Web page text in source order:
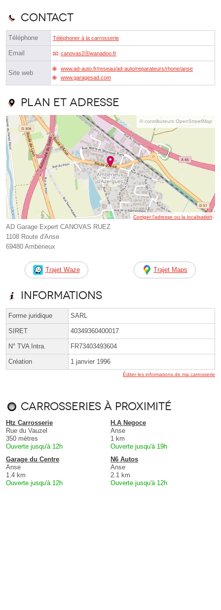
Contact
Téléphone Téléphoner à la carrosserie
Email canovas2ⓐwanadoo.fr
Site web
www.ad-auto.fr/reseau/ad-auto/reparateurs/rhone/anse
www.garagesad.com
Plan et adresse
© contributeurs OpenStreetMap
Corriger l’adresse ou la localisation
AD Garage Expert CANOVAS RUEZ
1108 Route d'Anse
69480 Ambérieux
Trajet Waze Trajet Maps
Informations
Forme juridique SARL
SIRET 40349360400017
N° TVA Intra. FR73403493604
Création 1 janvier 1996
Éditer les informations de ma carrosserie
Carrosseries à proximité
Htz Carrosserie
Rue du Vauzel
350 mètres
Ouverte jusqu'à 12h
H.A Negoce
Anse
1 km
Ouverte jusqu'à 19h
Garage du Centre
Anse
1.4 km
Ouverte jusqu'à 12h
N6 Autos
Anse
2.1 km
Ouverte jusqu'à 12h